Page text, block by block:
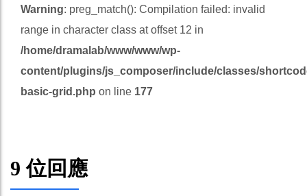
Warning: preg_match(): Compilation failed: invalid
range in character class at offset 12 in
/home/dramalab/www/www/wp-
content/plugins/js_composer/include/classes/
basic-grid.php on line 177
9 位回應